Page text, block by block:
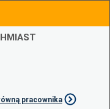
pracownika